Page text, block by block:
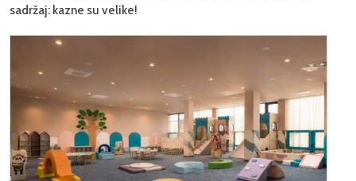
sadržaj: kazne su velike!